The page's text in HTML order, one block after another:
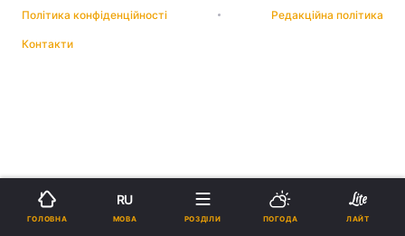
Політика конфіденційності Редакційна політика
Контакти
ГОЛОВНА
RU
МОВА РОЗДІЛИ ПОГОДА ЛАЙТ